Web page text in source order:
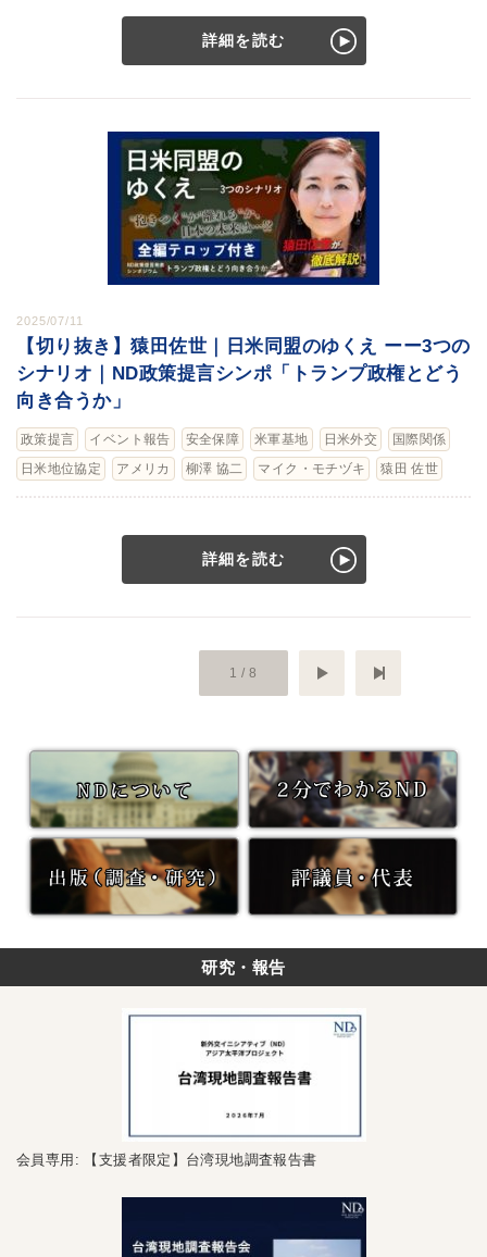
詳細を読む
2025/07/11
【切り抜き】猿田佐世｜日米同盟のゆくえ ーー3つの
シナリオ｜ND政策提言シンポ「トランプ政権とどう
向き合うか」
政策提言 イベント報告 安全保障 米軍基地 日米外交
国際関係
日米地位協定
アメリカ 柳澤 協二 マイク・モチヅキ 猿田 佐世
詳細を読む
次へ
1 / 8
研究・報告
会員専用: 【支援者限定】台湾現地調査報告書